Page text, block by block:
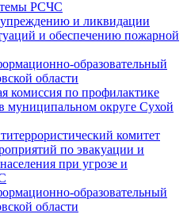
РСЧС
и ликвидации
и обеспечению пожарной
образовательный
области
комиссия по профилактике
муниципальном округе Сухой
комитет
по эвакуации и
при угрозе и
образовательный
области